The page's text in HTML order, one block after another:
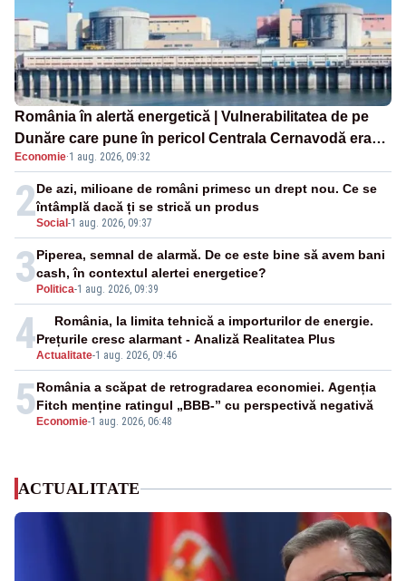
România în alertă energetică | Vulnerabilitatea de pe
Dunăre care pune în pericol Centrala Cernavodă era
cunoscută de pe vremea lui Ceaușescu
Economie·1 aug. 2026, 09:32
2Social -1 aug. 2026, 09:37
De azi, milioane de români primesc un drept nou. Ce se
întâmplă dacă ți se strică un produs
3 Politica-1 aug. 2026, 09:39
Piperea, semnal de alarmă. De ce este bine să avem bani
cash, în contextul alertei energetice?
4Actualitate-1 aug. 2026, 09:46
România, la limita tehnică a importurilor de energie.
Prețurile cresc alarmant - Analiză Realitatea Plus
5 Economie-1 aug. 2026, 06:48
România a scăpat de retrogradarea economiei. Agenția
Fitch menține ratingul „BBB-” cu perspectivă negativă
ACTUALITATE